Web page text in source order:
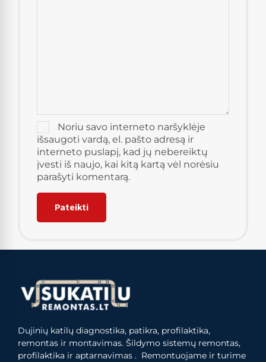
Noriu savo interneto naršyklėje
išsaugoti vardą, el. pašto adresą ir
interneto puslapį, kad jų nebereiktų
įvesti iš naujo, kai kitą kartą vėl norėsiu
parašyti komentarą.
Dujinių katilų diagnostika, patikra, profilaktika,
remontas ir montavimas. Šildymo sistemų remontas,
profilaktika ir aptarnavimas . Remontuojame ir turime